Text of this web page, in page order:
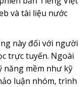
và tài liệu nước
này đối với người
trực tuyến. Ngoài
năng mềm như kỹ
luận nhóm, trình